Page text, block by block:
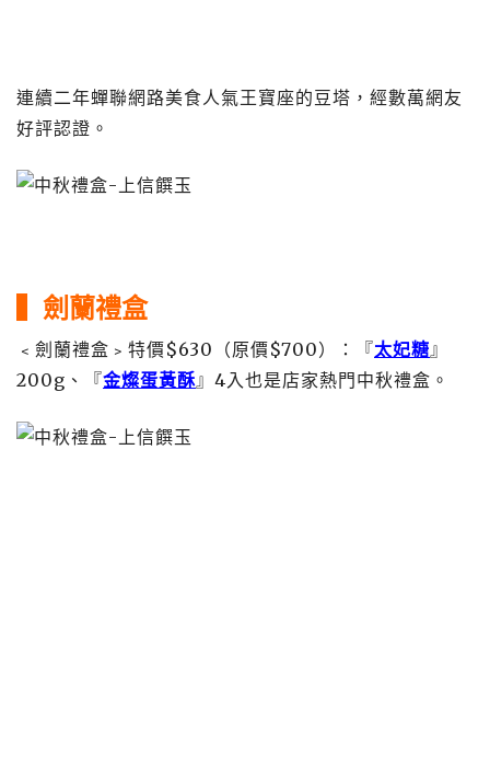
連續二年蟬聯網路美食人氣王寶座的豆塔，經數萬網友
好評認證。
▍劍蘭禮盒
﹤劍蘭禮盒﹥特價$630（原價$700）：『太妃糖』
200g、『金燦蛋黃酥』4入也是店家熱門中秋禮盒。